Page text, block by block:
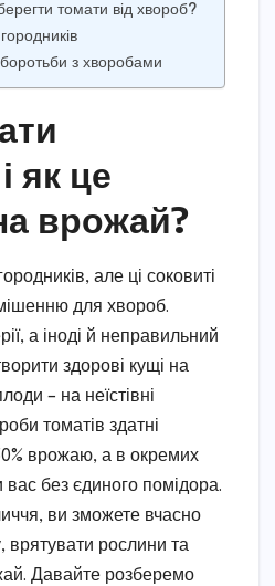
томати від хвороб?
боротьби з хворобами
як це
врожай?
але ці соковиті
для хвороб.
а іноді й неправильний
здорові кущі на
– на неїстівні
томатів здатні
врожаю, а в окремих
без єдиного помідора.
ви зможете вчасно
врятувати рослини та
Давайте розберемо